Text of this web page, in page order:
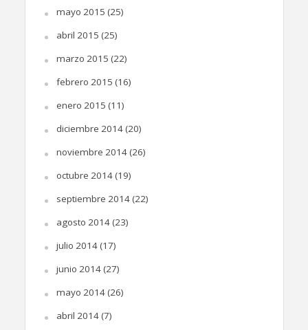
mayo 2015 (25)
abril 2015 (25)
marzo 2015 (22)
febrero 2015 (16)
enero 2015 (11)
diciembre 2014(20)
noviembre 2014(26)
octubre 2014(19)
septiembre 2014(22)
agosto 2014(23)
julio 2014(17)
junio 2014(27)
mayo 2014(26)
abril 2014(7)